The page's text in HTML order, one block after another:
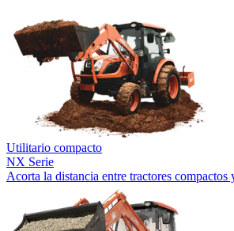
Utilitario compacto
NX Serie
Acorta la distancia entre tractores compactos